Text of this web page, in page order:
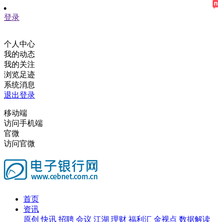
登录
个人中心
我的动态
我的关注
浏览足迹
系统消息
退出登录
移动端
访问手机端
官微
访问官微
首页
资讯
原创 快讯 招聘 会议 江湖 理财 福利汇 金视点 数据解读